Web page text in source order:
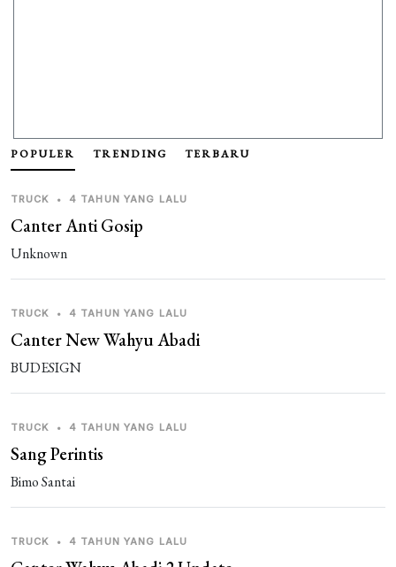
POPULER TRENDING TERBARU
TRUCK • 4 TAHUN YANG LALU
Canter Anti Gosip
Unknown
TRUCK • 4 TAHUN YANG LALU
Canter New Wahyu Abadi
BUDESIGN
TRUCK • 4 TAHUN YANG LALU
Sang Perintis
Bimo Santai
TRUCK • 4 TAHUN YANG LALU